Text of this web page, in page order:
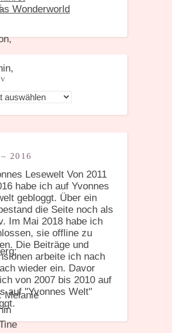
Melanie
Wonderworld
2016
Von 2011
habe ich auf Yvonnes
gebloggt. Über ein
die Seite noch als
Im Mai 2018 habe ich
sie offline zu
Die Beiträge und
arbeite ich nach
wieder ein. Davor
von 2007 bis 2010 auf
auf "Yvonnes Welt"